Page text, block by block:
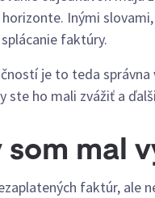
Inými
faktúry.
je to teda
ste ho mali zvážiť a
som mal
faktúr, ale